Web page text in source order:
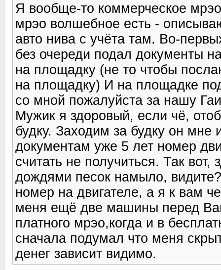
Я вообще-то коммерческое
мрэо волшебное есть -
авто нива с учёта там. Во-
без очереди подал документы
на площадку (не то чтобы
на площадку) И на площадке
со мной пожалуйста за нашу
Мужик я здоровый, если чё,
будку. Заходим за будку он
документам уже 5 лет номер
считать не получиться. Так вот,
дождями песок намыло, видите?
номер на двигателе, а я к вам
меня ещё две машины перед
платного мрэо,когда и в
сначала подумал что меня
денег зависит видимо.